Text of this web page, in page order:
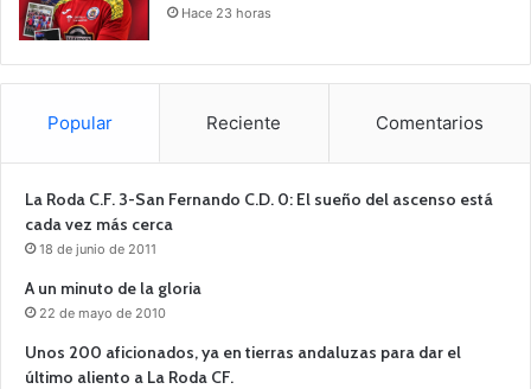
Hace 23 horas
Popular Reciente Comentarios
La Roda C.F. 3-San Fernando C.D. 0: El sueño del ascenso está
cada vez más cerca
18 de junio de 2011
A un minuto de la gloria
22 de mayo de 2010
Unos 200 aficionados, ya en tierras andaluzas para dar el
último aliento a La Roda CF.